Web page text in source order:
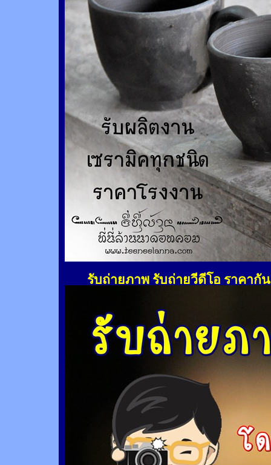
รับถ่ายภาพ รับถ่ายวีดีโอ ราคากั